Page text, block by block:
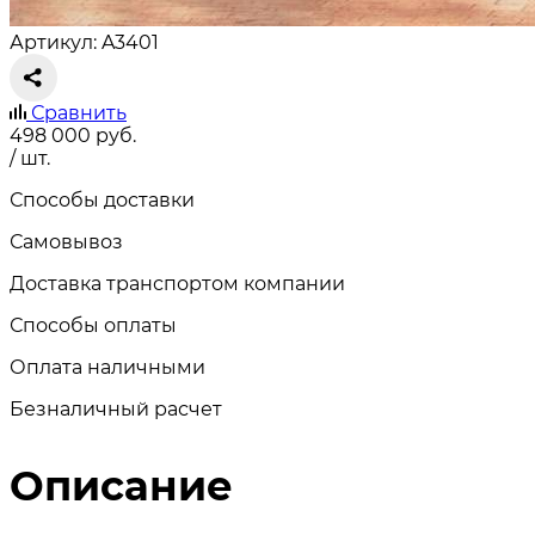
Артикул: A3401
Сравнить
498 000 руб.
/ шт.
Способы доставки
Самовывоз
Доставка транспортом компании
Способы оплаты
Оплата наличными
Безналичный расчет
Описание